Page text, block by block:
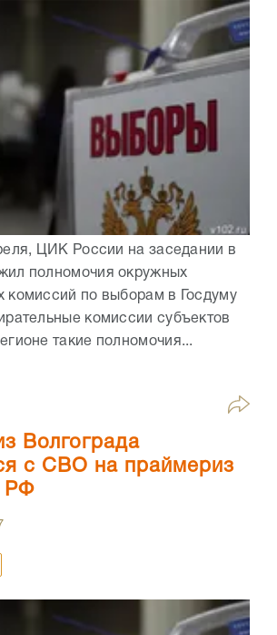
ЦИК России на заседании в
полномочия окружных
комиссий по выборам в Госдуму
комиссии субъектов
такие полномочия...
Волгограда
с СВО на праймериз
РФ